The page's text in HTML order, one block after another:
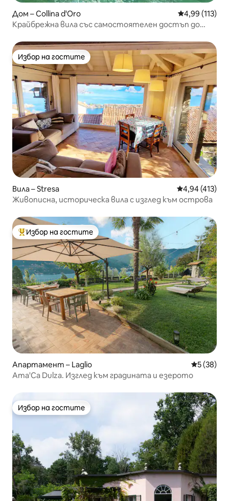
Дом – Collina d'Oro Средна
4,99 (113)
Крайбрежна вила със самостоятелен достъп до
Избор на гостите
Избор на гостите
Вила – Stresa Средна
4,94 (413)
Живописна, историческа вила с изглед към острова
Най-популярен избор на гостите
Избор на гостите
Апартамент – Laglio Средна
5 (38)
Ama'Ca Dulza. Изглед към градината и езерото
Избор на гостите
Избор на гостите